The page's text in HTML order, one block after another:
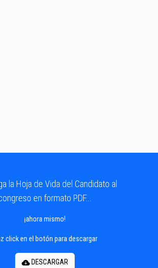
la Hoja de Vida del Candidato al
en formato PDF...
¡ahora mismo!
click en el botón para descargar
DESCARGAR